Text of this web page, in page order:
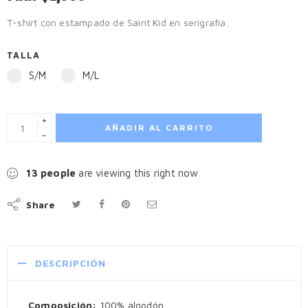
T-shirt con estampado de Saint Kid en serigrafía.
TALLA
S/M M/L
+
−
AÑADIR AL CARRITO
18 people are viewing this right now
Share
DESCRIPCIÓN
Composición: 100% algodón